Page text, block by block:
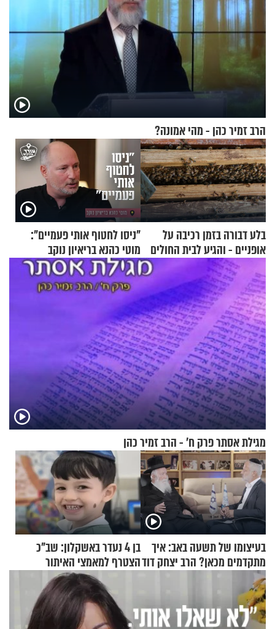
הרב זמיר כהן - מהי אמונה?
בלע דבורה בזמן רכיבה על
אופניים - והגיע לבית החולים
במצב מסכן חיים
"ניסו לחטוף אותי פעמיים":
מוטי כהנא בריאיון נוקב
מגילת אסתר פרק ח’ - הרב זמיר כהן
בעיצומו של תשעה באב: איך
מתקדמים מכאן? הרב יצחק דוד
גרוסמן בשיחה מיוחדת
בן 4 נעדר באשקלון: שב"כ
הצטרף למאמצי האיתור